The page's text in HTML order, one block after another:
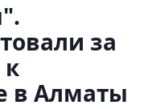
за
к
в Алматы